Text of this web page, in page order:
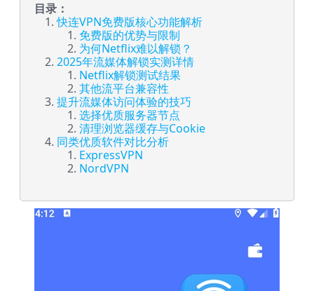
目录：
快连VPN免费版核心功能解析
免费版的优势与限制
为何Netflix难以解锁？
2025年流媒体解锁实测详情
Netflix解锁测试结果
其他流平台兼容性
提升流媒体访问体验的技巧
选择优质服务器节点
清理浏览器缓存与Cookie
同类优质软件对比分析
ExpressVPN
NordVPN